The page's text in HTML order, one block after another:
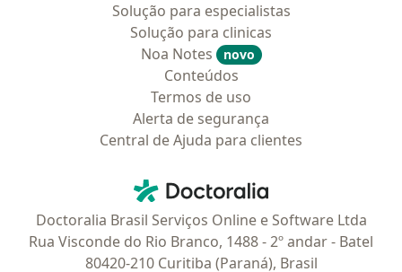
Solução para especialistas
Solução para clinicas
Noa Notes
novo
Conteúdos
Termos de uso
Alerta de segurança
Central de Ajuda para clientes
Doctoralia - Homepage
Doctoralia Brasil Serviços Online e Software Ltda
Rua Visconde do Rio Branco, 1488 - 2º andar - Batel
80420-210 Curitiba (Paraná), Brasil